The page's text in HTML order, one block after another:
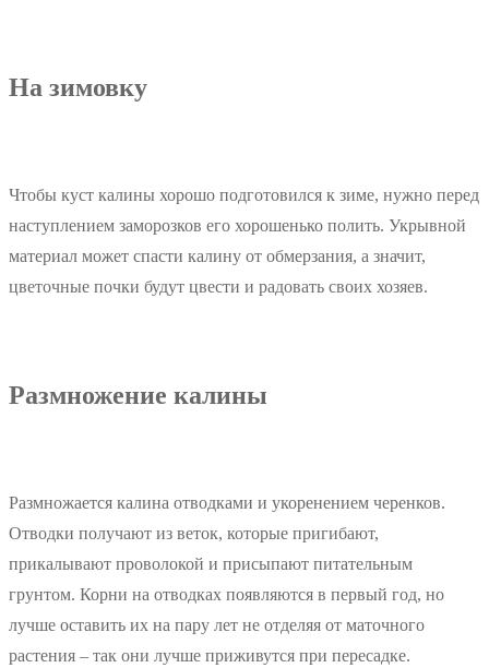
На зимовку
Чтобы куст калины хорошо подготовился к зиме, нужно перед
наступлением заморозков его хорошенько полить. Укрывной
материал может спасти калину от обмерзания, а значит,
цветочные почки будут цвести и радовать своих хозяев.
Размножение калины
Размножается калина отводками и укоренением черенков.
Отводки получают из веток, которые пригибают,
прикалывают проволокой и присыпают питательным
грунтом. Корни на отводках появляются в первый год, но
лучше оставить их на пару лет не отделяя от маточного
растения – так они лучше приживутся при пересадке.